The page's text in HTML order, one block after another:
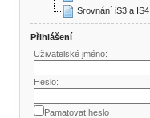
Srovnání iS3 a IS4
Přihlášení
Uživatelské jméno:
Heslo:
Pamatovat heslo